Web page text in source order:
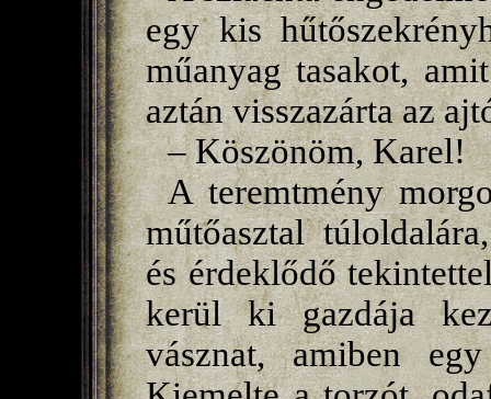
egy kis
műanyag tasakot,
aztán visszazárta az
– Köszönöm, Karel!
A teremtmény
műtőasztal
és érdeklődő
kerül ki gazdája
vásznat, amiben